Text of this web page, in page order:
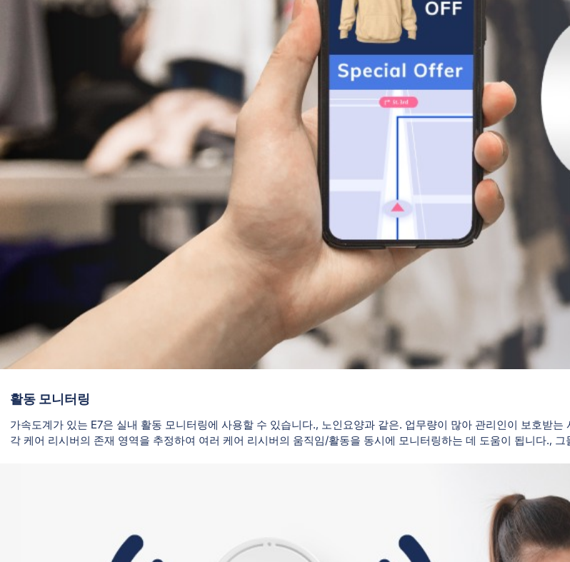
활동 모니터링
가속도계가 있는 E7은 실내 활동 모니터링에 사용할 수 있습니다., 노인요양과 같은. 업무량이 많아 관리인이 보호받
각 케어 리시버의 존재 영역을 추정하여 여러 케어 리시버의 움직임/활동을 동시에 모니터링하는 데 도움이 됩니다.,